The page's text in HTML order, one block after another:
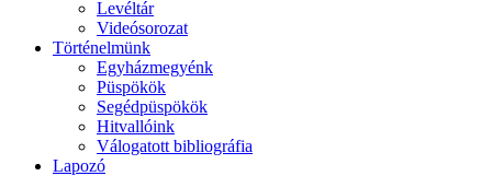
Levéltár
Videósorozat
Történelmünk
Egyházmegyénk
Püspökök
Segédpüspökök
Hitvallóink
Válogatott bibliográfia
Lapozó